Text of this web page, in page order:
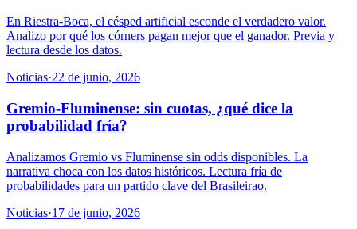
En Riestra-Boca, el césped artificial esconde el verdadero valor.
Analizo por qué los córners pagan mejor que el ganador. Previa y
lectura desde los datos.
Noticias·22 de junio, 2026
Gremio-Fluminense: sin cuotas, ¿qué dice la
probabilidad fría?
Analizamos Gremio vs Fluminense sin odds disponibles. La
narrativa choca con los datos históricos. Lectura fría de
probabilidades para un partido clave del Brasileirao.
Noticias·17 de junio, 2026